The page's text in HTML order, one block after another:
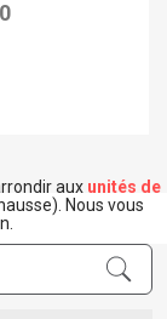
aux unités de
Nous vous